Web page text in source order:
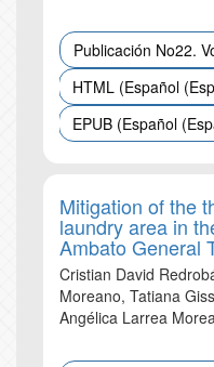
Publicación No22.
HTML (Español
EPUB (Español
Mitigation of the
laundry area in
Ambato General
Cristian David
Moreano, Tatiana
Angélica Larrea